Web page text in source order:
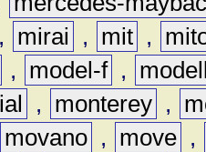
, mirai , mit ,
, model-f ,
, monterey ,
movano , move ,